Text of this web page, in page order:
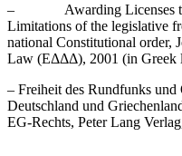
– Awarding Licenses to
Limitations of the legislative
national Constitutional order,
Law (ΕΔΔΔ), 2001 (in Greek
– Freiheit des Rundfunks und
Deutschland und
EG-Rechts, Peter Lang